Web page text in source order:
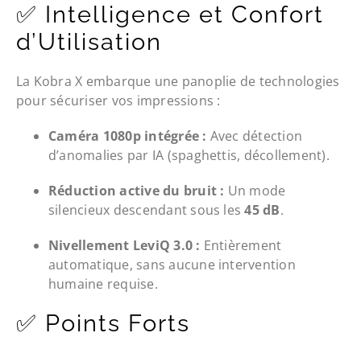
✅ Intelligence et Confort
d’Utilisation
La Kobra X embarque une panoplie de technologies
pour sécuriser vos impressions :
Caméra 1080p intégrée : Avec détection
d’anomalies par IA (spaghettis, décollement).
Réduction active du bruit : Un mode
silencieux descendant sous les45 dB.
Nivellement LeviQ 3.0 : Entièrement
automatique, sans aucune intervention
humaine requise.
✅ Points Forts